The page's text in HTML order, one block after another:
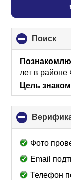
Поиск
to
лет в районе
Цель
Фото
Email
Телефон